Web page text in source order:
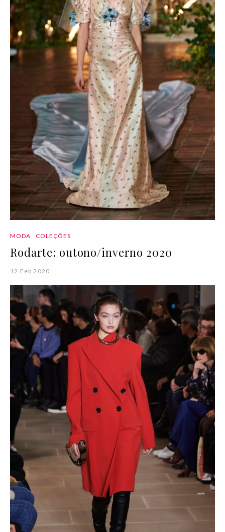
MODA COLEÇÕES
Rodarte: outono/inverno 2020
12 Feb 2020